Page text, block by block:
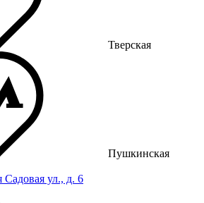
Тверская
Пушкинская
Садовая ул., д. 6